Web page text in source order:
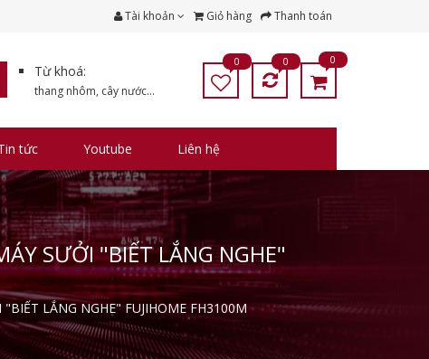
Tài khoản Giỏ hàng Thanh toán
Từ khoá:
thang nhôm, cây nước...
0 0 0
tức Youtube Liên hệ
SƯỞI "BIẾT LẮNG NGHE"
"BIẾT LẮNG NGHE" FUJIHOME FH3100M